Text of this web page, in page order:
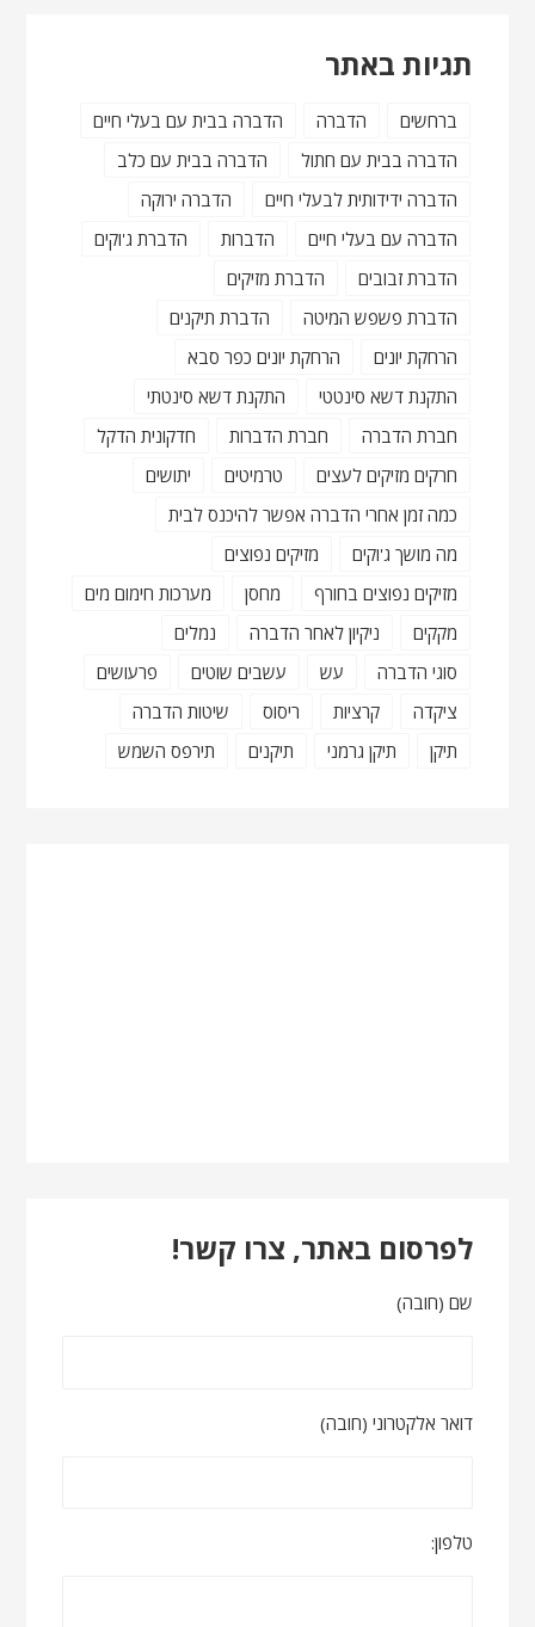
תגיות באתר
ברחשים הדברה
הדברה בבית עם בעלי חיים
הדברה בבית עם חתול
הדברה בבית עם כלב
הדברה ידידותית לבעלי חיים
הדברה ירוקה
הדברה עם בעלי חיים
הדברות
הדברת ג'וקים
הדברת זבובים
הדברת מזיקים
הדברת פשפש המיטה
הדברת תיקנים
הרחקת יונים
הרחקת יונים כפר סבא
התקנת דשא סינטטי
התקנת דשא סינטתי
חברת הדברה
חברת הדברות
חדקונית הדקל
חרקים מזיקים לעצים
טרמיטים
יתושים
כמה זמן אחרי הדברה אפשר להיכנס לבית
מה מושך ג'וקים
מזיקים נפוצים
מזיקים נפוצים בחורף
מחסן
מערכות חימום מים
מקקים
ניקיון לאחר הדברה
נמלים
סוגי הדברה
עש עשבים שוטים
פרעושים
ציקדה
קרציות ריסוס
שיטות הדברה
תיקן
תיקן גרמני תיקנים תירפס השמש
לפרסום באתר, צרו קשר!
שם (חובה)
דואר אלקטרוני (חובה)
טלפון: